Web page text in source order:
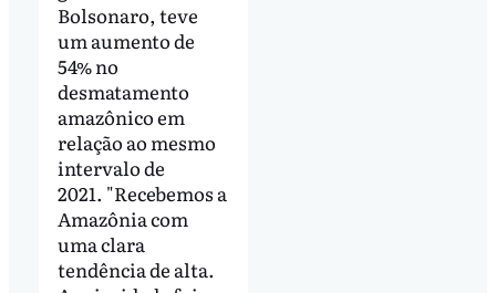
Bolsonaro, teve
um aumento de
54% no
desmatamento
amazônico em
relação ao mesmo
intervalo de
2021. "Recebemos a
Amazônia com
uma clara
tendência de alta.